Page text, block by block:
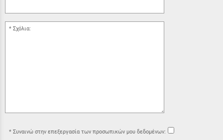
Σχόλια:
Συναινώ στην επεξεργασία των προσωπικών μου δεδομένων: